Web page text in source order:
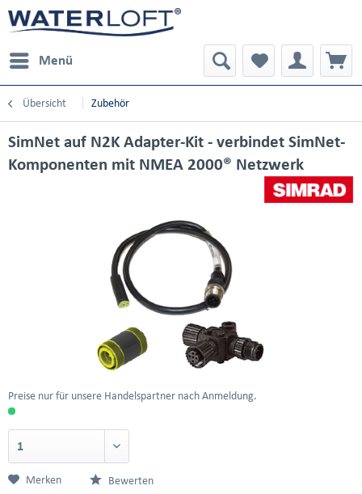
Menü
Übersicht Zubehör
SimNet auf N2K Adapter-Kit - verbindet SimNet-
Komponenten mit NMEA 2000® Netzwerk
Preise nur für unsere Handelspartner nach Anmeldung.
Merken Bewerten